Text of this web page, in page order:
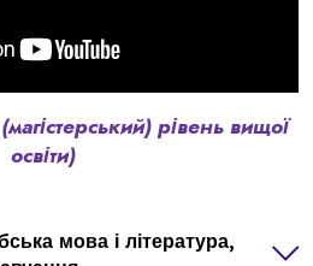
рівень вищої
освіти)
мова і література,